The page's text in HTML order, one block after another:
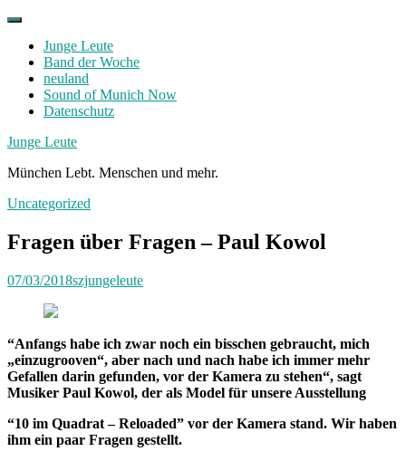
Skip
contentJunge Leute
Band der Woche
neuland
Sound of Munich Now
Datenschutz
Facebook
Twitter
Instagram
Junge Leute
München Lebt. Menschen und mehr.
Uncategorized
Fragen über Fragen – Paul Kowol
07/03/2018szjungeleute
“Anfangs habe ich zwar noch ein bisschen gebraucht, mich
„einzugrooven“, aber nach und nach habe ich immer mehr
Gefallen darin gefunden, vor der Kamera zu stehen“, sagt
Musiker Paul Kowol, der als Model für unsere Ausstellung
“10 im Quadrat – Reloaded” vor der Kamera stand. Wir haben
ihm ein paar Fragen gestellt.